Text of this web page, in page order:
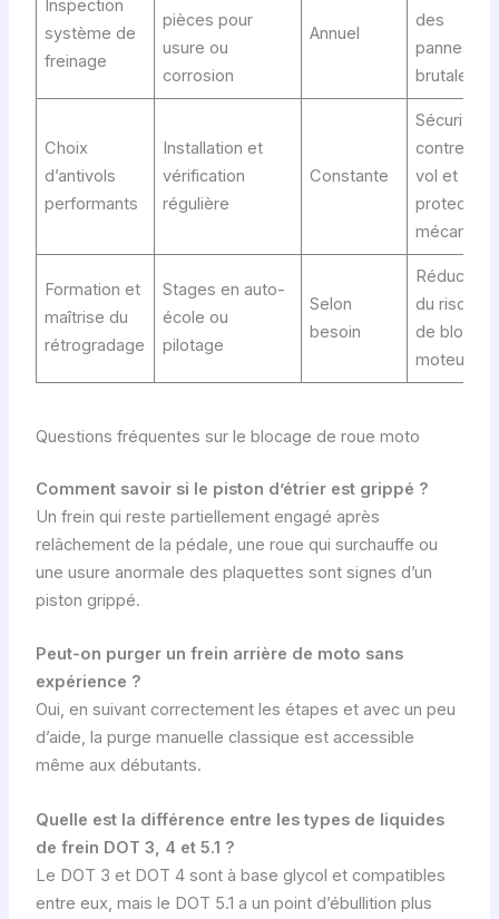
Inspection
système de
freinage
pièces pour
usure ou
corrosion
Annuel
des
pannes
brutales
Choix
d’antivols
performants
Installation et
vérification
régulière
Constante
Sécurité
contre le
vol et
protection
mécanique
Formation et
maîtrise du
rétrogradage
Stages en auto-
école ou
pilotage
Selon
besoin
Réduction
du risque
de
moteur
Questions fréquentes sur le blocage de roue moto
Comment savoir si le piston d’étrier est grippé ?
Un frein qui reste partiellement engagé après
relâchement de la pédale, une roue qui surchauffe ou
une usure anormale des plaquettes sont signes d’un
piston grippé.
Peut-on purger un frein arrière de moto sans
expérience ?
Oui, en suivant correctement les étapes et avec un peu
d’aide, la purge manuelle classique est accessible
même aux débutants.
Quelle est la différence entre les types de liquides
de frein DOT 3, 4 et 5.1 ?
Le DOT 3 et DOT 4 sont à base glycol et compatibles
entre eux, mais le DOT 5.1 a un point d’ébullition plus